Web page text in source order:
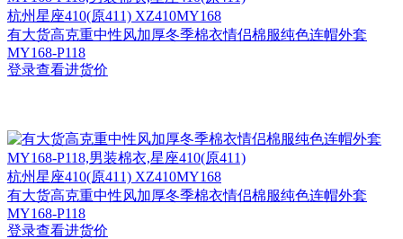
杭州星座410(原411) XZ410MY168
有大货高克重中性风加厚冬季棉衣情侣棉服纯色连帽外套
MY168-P118
登录查看进货价
杭州星座410(原411) XZ410MY168
有大货高克重中性风加厚冬季棉衣情侣棉服纯色连帽外套
MY168-P118
登录查看进货价